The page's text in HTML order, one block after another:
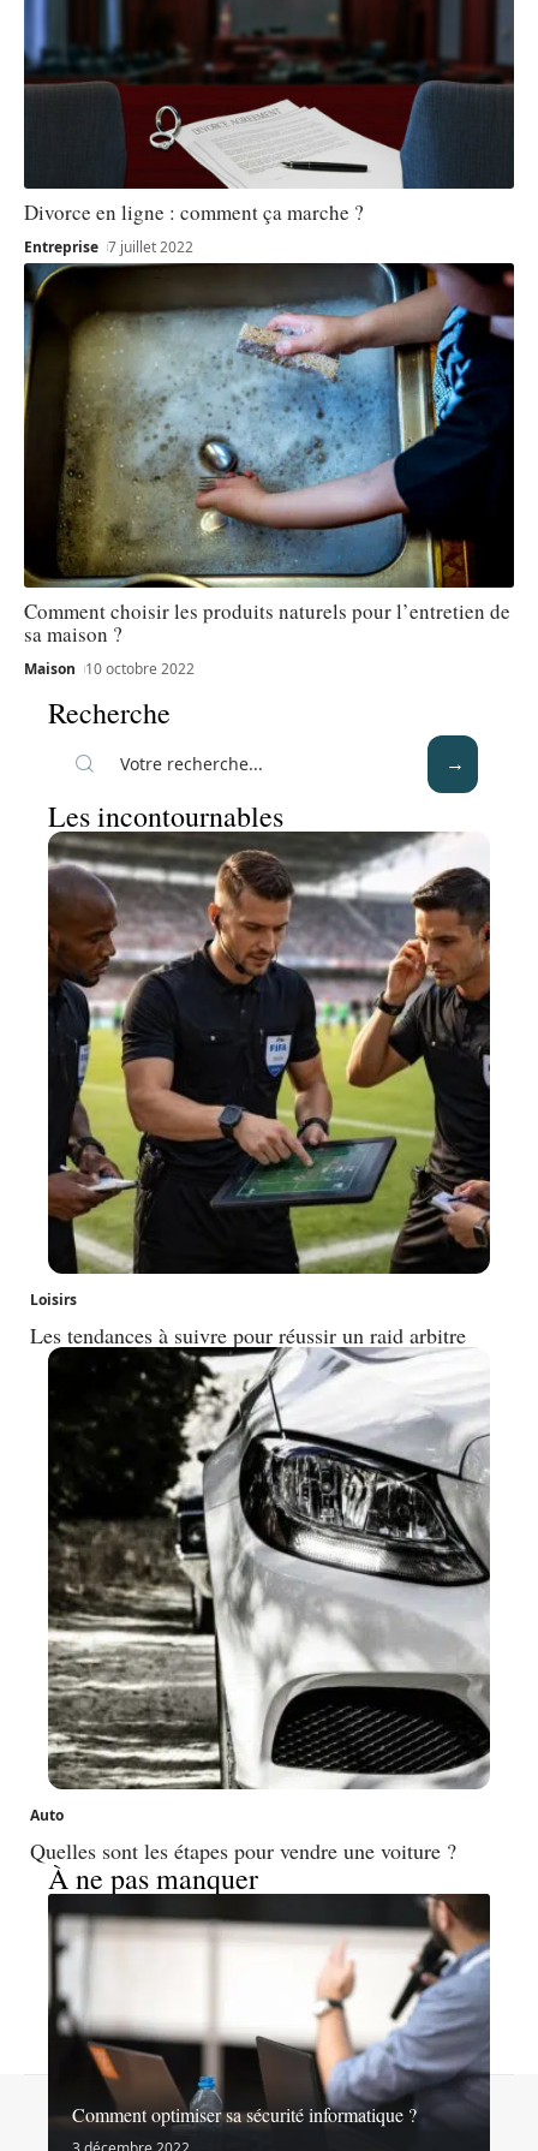
Divorce en ligne : comment ça marche ?
Entreprise 7 juillet 2022
Comment choisir les produits naturels pour l’entretien de
sa maison ?
Maison 10 octobre 2022
Recherche
Les incontournables
Loisirs
Les tendances à suivre pour réussir un raid arbitre
Auto
Quelles sont les étapes pour vendre une voiture ?
À ne pas manquer
Comment optimiser sa sécurité informatique ?
© 2026 | noslibertes.org
Contact Mentions légales Sitemap